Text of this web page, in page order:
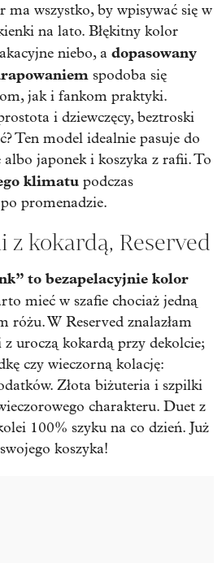
ma wszystko, by wpisywać się w
na lato. Błękitny kolor
niebo, a dopasowany
spodoba się
jak i fankom praktyki.
i dziewczęcy, beztroski
Ten model idealnie pasuje do
japonek i koszyka z rafii. To
klimatu podczas
promenadzie.
z kokardą, Reserved
to bezapelacyjnie kolor
mieć w szafie chociaż jedną
różu. W Reserved znalazłam
z uroczą kokardą przy dekolcie;
czy wieczorną kolację:
Złota biżuteria i szpilki
charakteru. Duet z
100% szyku na co dzień. Już
koszyka!